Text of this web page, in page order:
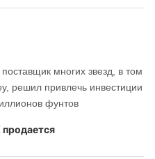
многих звезд, в том
решил привлечь инвестиции
фунтов